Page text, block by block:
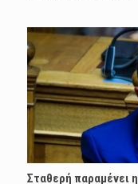
Σταθερή παραμένει